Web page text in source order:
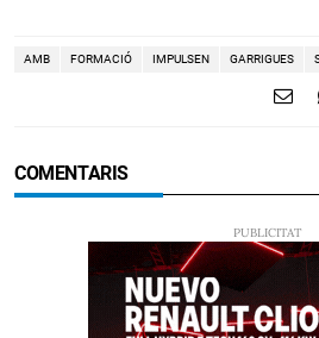
AMB FORMACIÓ IMPULSEN GARRIGUES
COMENTARIS